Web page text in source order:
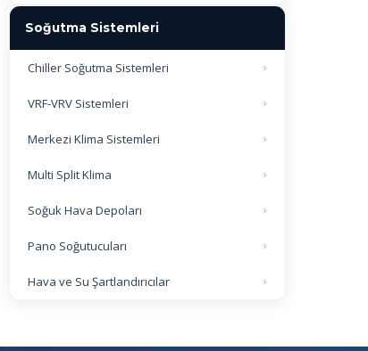
Soğutma Sistemleri
Chiller Soğutma Sistemleri
VRF-VRV Sistemleri
Merkezi Klima Sistemleri
Multi Split Klima
Soğuk Hava Depoları
Pano Soğutucuları
Hava ve Su Şartlandırıcılar